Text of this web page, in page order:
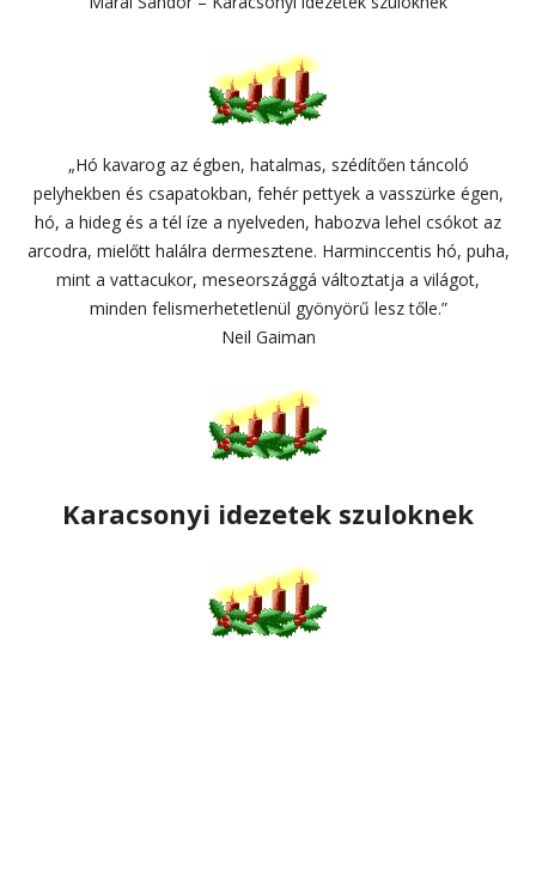
„Hó kavarog az égben, hatalmas, szédítően táncoló
pelyhekben és csapatokban, fehér pettyek a vasszürke égen,
hó, a hideg és a tél íze a nyelveden, habozva lehel csókot az
arcodra, mielőtt halálra dermesztene. Harminccentis hó, puha,
mint a vattacukor, meseországgá változtatja a világot,
minden felismerhetetlenül gyönyörű lesz tőle.”
Neil Gaiman
Karacsonyi idezetek szuloknek